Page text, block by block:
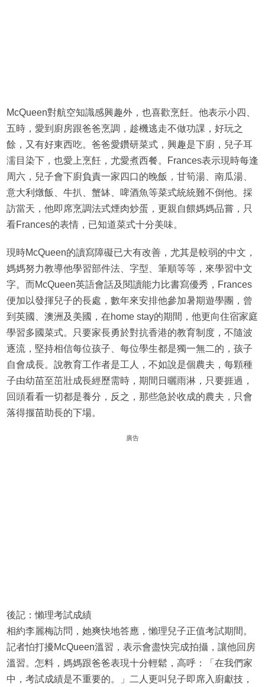
McQueen對航空知識感興趣外，也喜歡烹飪。他表示小四、
五時，愛到廚房跟爸爸烹調，趁機逃走不做功課，好玩之
餘，又有好東西吃。爸爸愛鑽研菜式，興趣是下廚，兒子耳
濡目染下，也愛上烹飪，尤愛煮西餐。Frances表示現時每逢
周六，兒子會下廚負責一家四口的晚飯，甘筍湯、南瓜湯、
意大利燉飯、牛扒、蟹缽、啤酒魚等菜式統統難不倒他。採
訪當天，他即席烹調法式煙肉炒蛋，更親自餵媽媽品嘗，只
看Frances的表情，已知道菜式十分美味。
現時McQueen的讀寫障礙已大有改善，尤其是較弱的中文，
媽媽努力教導他學習部件法、字型、筆順等等，來學習中文
字。而McQueen英語會話及閱讀能力比書寫優秀，Frances
便加以發揮兒子的長處，數年來安排他參加暑期遊學團，曾
到英國、澳洲及美國，在home stay的期間，他更向住宿家庭
學習多國菜式。只要家長勇於對抗香港的教育制度，不隨波
逐流，堅持相信每位孩子、每位學生都是獨一無二的，孩子
自會成長。說教育工作者是工人，不如說是個農夫，每顆種
子由幼苗至茁壯成長經歷需時，期間日曬雨淋，只要捱過，
回頭看看一切都是養分，反之，那些急於收成的農夫，只會
落得揠苗助長的下場。
廣告
後記：懶理考試成績
相約李麗梅訪問，她爽快地答應，懶理兒子正值考試期間。
記者怕打擾McQueen溫習，表示會盡快完成拍攝，讓他回房
溫習。怎料，媽媽跟爸爸表現十分輕鬆，高呼：「在我們家
中，考試成績是不重要的。」二人更叫兒子即席入廚獻技，